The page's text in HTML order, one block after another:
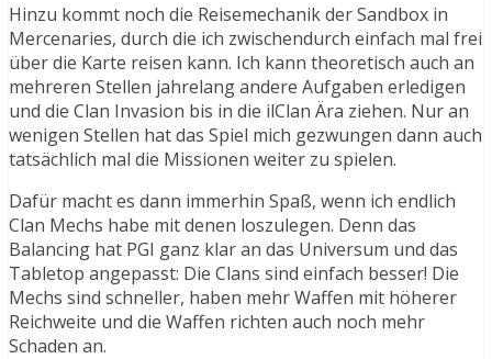
Hinzu kommt noch die Reisemechanik der Sandbox in
Mercenaries, durch die ich zwischendurch einfach mal frei
über die Karte reisen kann. Ich kann theoretisch auch an
mehreren Stellen jahrelang andere Aufgaben erledigen
und die Clan Invasion bis in die ilClan Ära ziehen. Nur an
wenigen Stellen hat das Spiel mich gezwungen dann auch
tatsächlich mal die Missionen weiter zu spielen.
Dafür macht es dann immerhin Spaß, wenn ich endlich
Clan Mechs habe mit denen loszulegen. Denn das
Balancing hat PGI ganz klar an das Universum und das
Tabletop angepasst: Die Clans sind einfach besser! Die
Mechs sind schneller, haben mehr Waffen mit höherer
Reichweite und die Waffen richten auch noch mehr
Schaden an.